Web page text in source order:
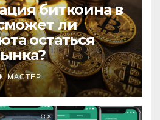
биткоина в
ли
остаться
МАСТЕР